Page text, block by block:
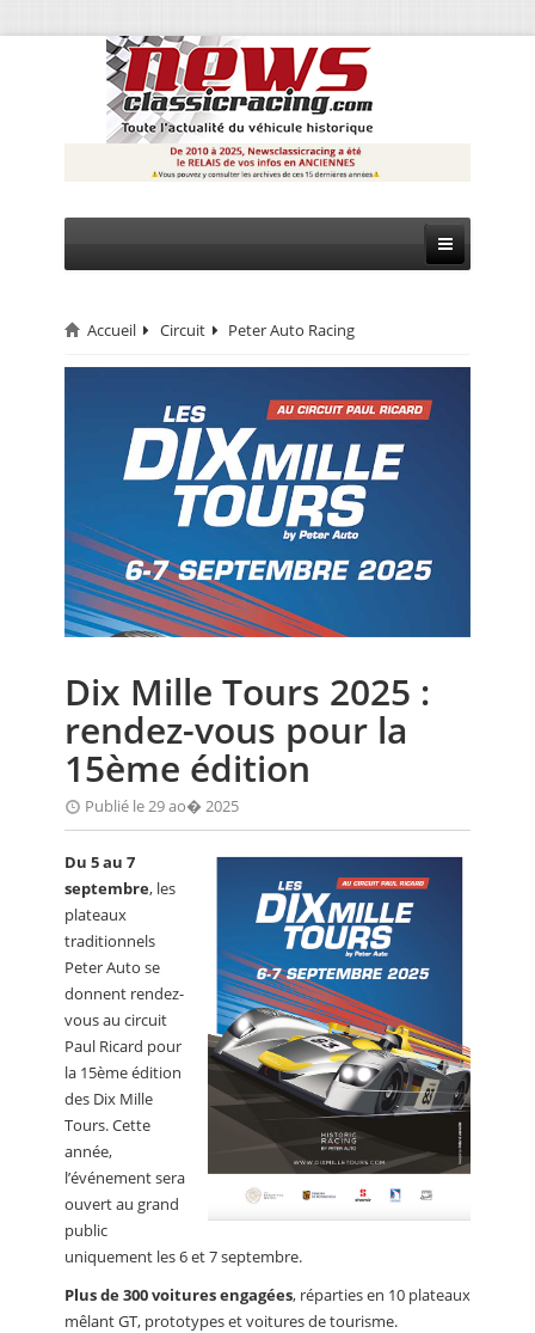
CIRCUIT
MONTAGNE
CALENDRIER
FOCUS
ANNUAIRES
PETITES ANNONCES
Accueil Circuit Peter Auto Racing
Dix Mille Tours 2025 :
rendez-vous pour la
15ème édition
Publié le 29 ao� 2025
Du 5 au 7
septembre, les
plateaux
traditionnels
Peter Auto se
donnent rendez-
vous au circuit
Paul Ricard pour
la 15ème édition
des Dix Mille
Tours. Cette
année,
l’événement sera
ouvert au grand
public
uniquement les 6 et 7 septembre.
Plus de 300 voitures engagées, réparties en 10 plateaux
mêlant GT, prototypes et voitures de tourisme.